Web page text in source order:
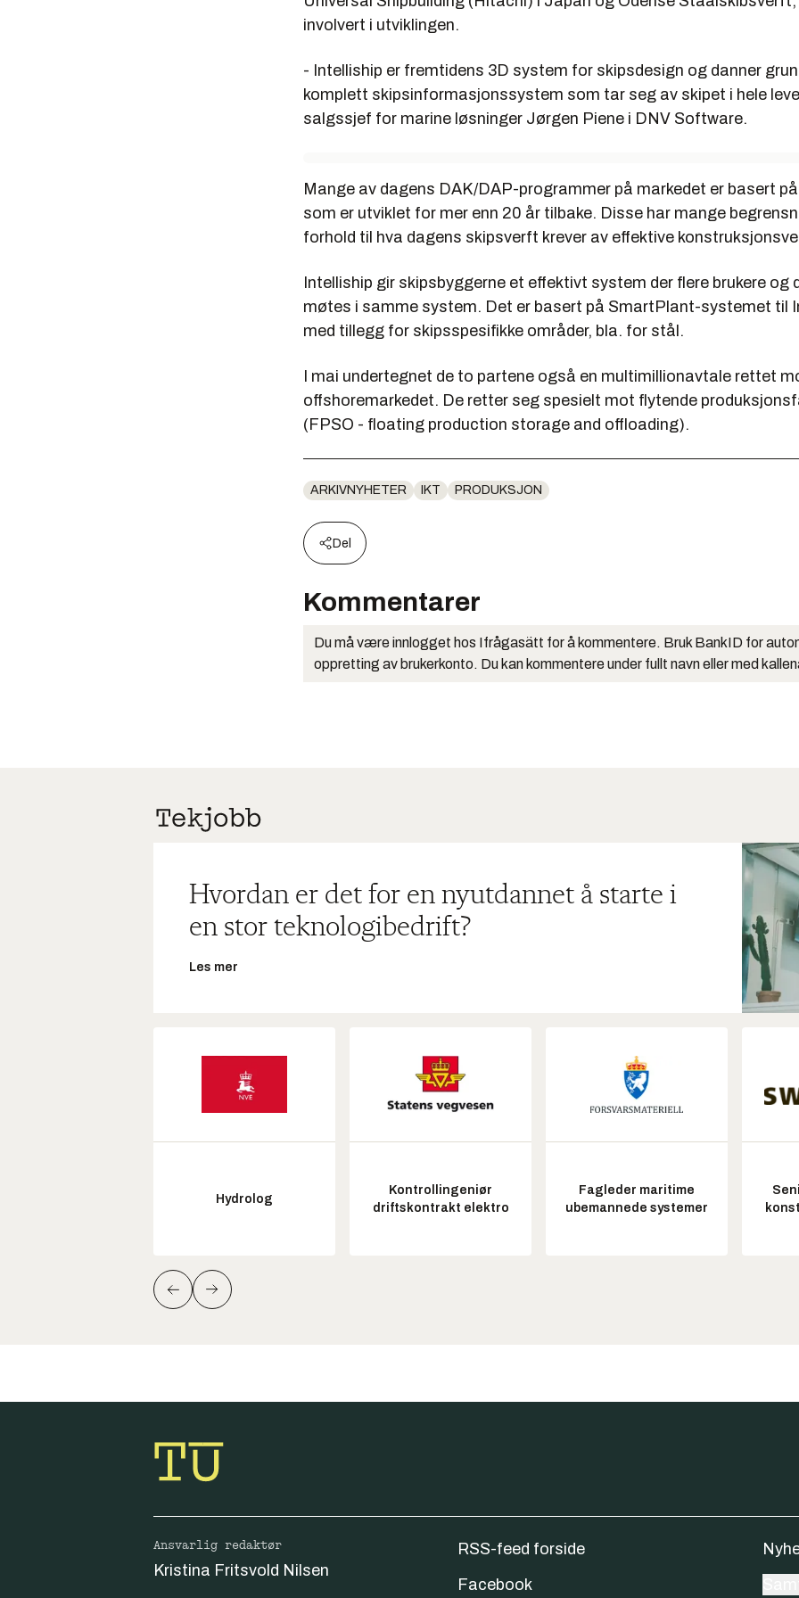
involvert i utviklingen.
- Intelliship er fremtidens 3D system for skipsdesign og danner
komplett skipsinformasjonssystem som tar seg av skipet i hele
salgssjef for marine løsninger Jørgen Piene i DNV Software.
Mange av dagens DAK/DAP-programmer på markedet er basert
som er utviklet for mer enn 20 år tilbake. Disse har mange
forhold til hva dagens skipsverft krever av effektive
Intelliship gir skipsbyggerne et effektivt system der flere brukere og
møtes i samme system. Det er basert på SmartPlant-systemet til
med tillegg for skipsspesifikke områder, bla. for stål.
I mai undertegnet de to partene også en multimillionavtale rettet
offshoremarkedet. De retter seg spesielt mot flytende
(FPSO - floating production storage and offloading).
ARKIVNYHETER IKT PRODUKSJON
Del
Kommentarer
Du må være innlogget hos Ifrågasätt for å kommentere. Bruk BankID for
oppretting av brukerkonto. Du kan kommentere under fullt navn eller med
Hvordan er det for en nyutdannet å starte i
en stor teknologibedrift?
Les mer
Hydrolog
Kontrollingeniør
driftskontrakt elektro
Fagleder maritime
ubemannede systemer
Ansvarlig redaktør
Kristina Fritsvold Nilsen
RSS-feed forside
Facebook